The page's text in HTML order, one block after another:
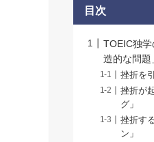
目次
TOEIC独
造的な問題
挫折を
挫折が
グ」
挫折す
ン」